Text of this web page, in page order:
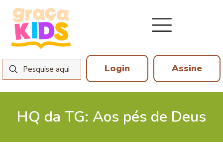
Login Assine
HQ da TG: Aos pés de Deus